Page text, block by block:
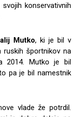
konservativnih
Mutko, ki je bil v
športnikov na
2014. Mutko je bil
pa je bil namestnik
vlade že potrdil.